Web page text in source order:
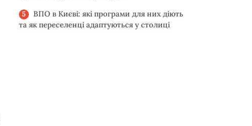
ВПО в Києві: які програми для них діють
та як переселенці адаптуються у столиці